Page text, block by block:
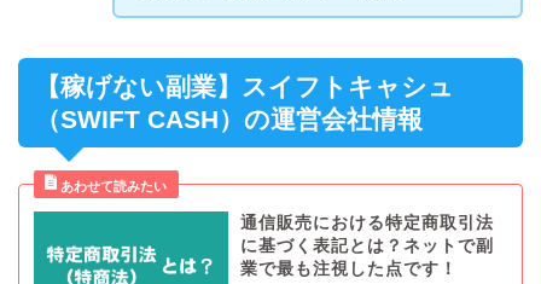
【稼げない副業】スイフトキャシュ
（SWIFT CASH）の運営会社情報
通信販売における特定商取引法
に基づく表記とは？ネットで副
業で最も注視した点です！